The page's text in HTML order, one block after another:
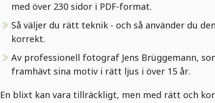
med över 230 sidor i PDF-format.
Så väljer du rätt teknik - och så använder du den
korrekt.
Av professionell fotograf Jens Brüggemann,
framhävt sina motiv i rätt ljus i över 15 år.
En blixt kan vara tillräckligt, men med rätt och